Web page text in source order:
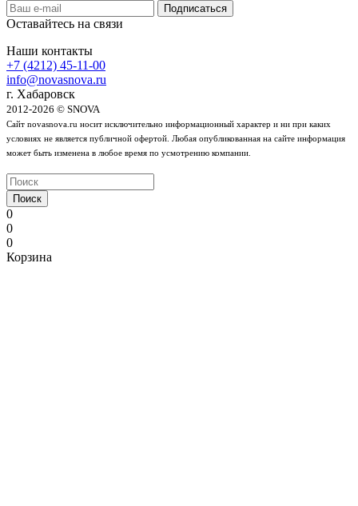
Оставайтесь на связи
Наши контакты
+7 (4212) 45-11-00
info@novasnova.ru
г. Хабаровск
2012-2026 © SNOVA
Сайт novasnova.ru носит исключительно информационный характер и ни при каких
условиях не является публичной офертой. Любая опубликованная на сайте информация
может быть изменена в любое время по усмотрению компании.
Поиск
0
0
0
Корзина